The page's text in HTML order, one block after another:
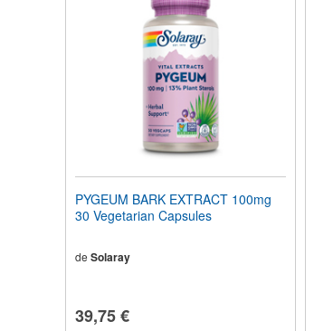
PYGEUM BARK EXTRACT 100mg
30 Vegetarian Capsules
de Solaray
39,75 €